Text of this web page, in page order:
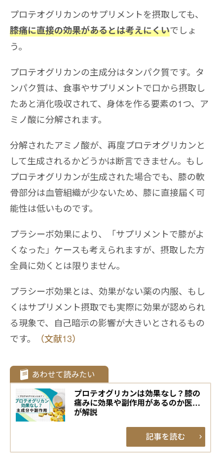
プロテオグリカンのサプリメントを摂取しても、
膝痛に直接の効果があるとは考えにくいでしょ
う。
プロテオグリカンの主成分はタンパク質です。タ
ンパク質は、食事やサプリメントで口から摂取し
たあと消化吸収されて、身体を作る要素の1つ、ア
ミノ酸に分解されます。
分解されたアミノ酸が、再度プロテオグリカンと
して生成されるかどうかは断言できません。もし
プロテオグリカンが生成された場合でも、膝の軟
骨部分は血管組織が少ないため、膝に直接届く可
能性は低いものです。
プラシーボ効果により、「サプリメントで膝がよ
くなった」ケースも考えられますが、摂取した方
全員に効くとは限りません。
プラシーボ効果とは、効果がない薬の内服、もし
くはサプリメント摂取でも実際に効果が認められ
る現象で、自己暗示の影響が大きいとされるもの
です。
（文献13）
プロテオグリカンは効果なし？膝の
痛みに効果や副作用があるのか医師
が解説